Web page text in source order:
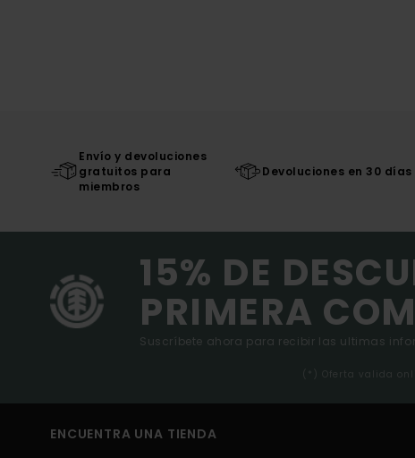
Envío y devoluciones
gratuitos para
miembros
Devoluciones en 30 días
15% DE
PRIMERA
Suscríbete ahora para recibir las ultimas
(*) Oferta valida
ENCUENTRA UNA TIENDA